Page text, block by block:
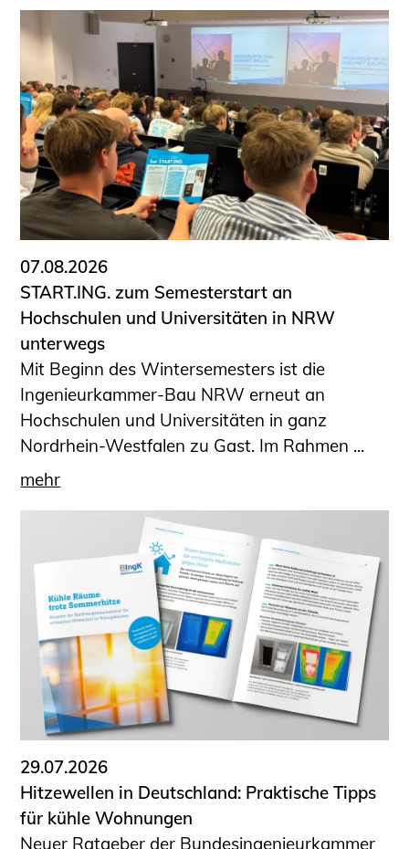
07.08.2026
START.ING. zum Semesterstart an
Hochschulen und Universitäten in NRW
unterwegs
Mit Beginn des Wintersemesters ist die
Ingenieurkammer-Bau NRW erneut an
Hochschulen und Universitäten in ganz
Nordrhein-Westfalen zu Gast. Im Rahmen ...
mehr
29.07.2026
Hitzewellen in Deutschland: Praktische Tipps
für kühle Wohnungen
Neuer Ratgeber der Bundesingenieurkammer